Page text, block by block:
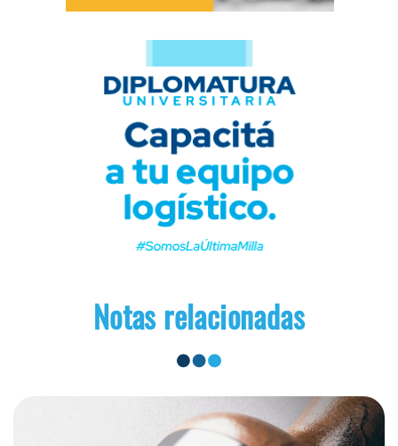
Notas relacionadas